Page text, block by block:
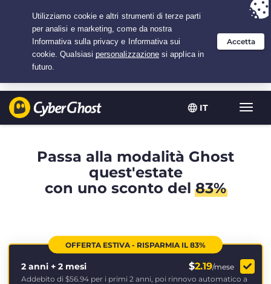
IT
L'offerta migliore per 2.1666666666667 anni a $
Passa alla modalità Ghost
quest'estate
con uno sconto del83%
OFFERTA ESTIVA - RISPARMIA IL 83%
2 anni + 2 mesi $2.19/mese
Addebito di $56.94 per i primi 2 anni, poi rinnovo automatico a